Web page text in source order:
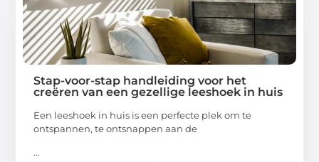
Stap-voor-stap handleiding voor het
creëren van een gezellige leeshoek in huis
Een leeshoek in huis is een perfecte plek om te
ontspannen, te ontsnappen aan de
...